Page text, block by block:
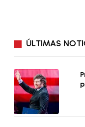
ÚLTIMAS